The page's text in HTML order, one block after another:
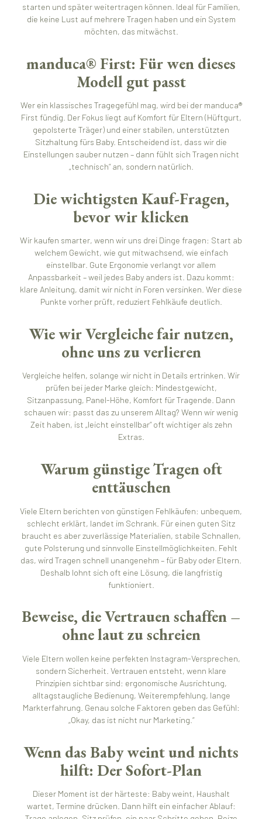
starten und später weitertragen können. Ideal für Familien,
die keine Lust auf mehrere Tragen haben und ein System
möchten, das mitwächst.
manduca® First: Für wen dieses
Modell gut passt
Wer ein klassisches Tragegefühl mag, wird bei der manduca®
First fündig. Der Fokus liegt auf Komfort für Eltern (Hüftgurt,
gepolsterte Träger) und einer stabilen, unterstützten
Sitzhaltung fürs Baby. Entscheidend ist, dass wir die
Einstellungen sauber nutzen – dann fühlt sich Tragen nicht
„technisch“ an, sondern natürlich.
Die wichtigsten Kauf-Fragen,
bevor wir klicken
Wir kaufen smarter, wenn wir uns drei Dinge fragen: Start ab
welchem Gewicht, wie gut mitwachsend, wie einfach
einstellbar. Gute Ergonomie verlangt vor allem
Anpassbarkeit – weil jedes Baby anders ist. Dazu kommt:
klare Anleitung, damit wir nicht in Foren versinken. Wer diese
Punkte vorher prüft, reduziert Fehlkäufe deutlich.
Wie wir Vergleiche fair nutzen,
ohne uns zu verlieren
Vergleiche helfen, solange wir nicht in Details ertrinken. Wir
prüfen bei jeder Marke gleich: Mindestgewicht,
Sitzanpassung, Panel-Höhe, Komfort für Tragende. Dann
schauen wir: passt das zu unserem Alltag? Wenn wir wenig
Zeit haben, ist „leicht einstellbar“ oft wichtiger als zehn
Extras.
Warum günstige Tragen oft
enttäuschen
Viele Eltern berichten von günstigen Fehlkäufen: unbequem,
schlecht erklärt, landet im Schrank. Für einen guten Sitz
braucht es aber zuverlässige Materialien, stabile Schnallen,
gute Polsterung und sinnvolle Einstellmöglichkeiten. Fehlt
das, wird Tragen schnell unangenehm – für Baby oder Eltern.
Deshalb lohnt sich oft eine Lösung, die langfristig
funktioniert.
Beweise, die Vertrauen schaffen –
ohne laut zu schreien
Viele Eltern wollen keine perfekten Instagram-Versprechen,
sondern Sicherheit. Vertrauen entsteht, wenn klare
Prinzipien sichtbar sind: ergonomische Ausrichtung,
alltagstaugliche Bedienung, Weiterempfehlung, lange
Markterfahrung. Genau solche Faktoren geben das Gefühl:
„Okay, das ist nicht nur Marketing.“
Wenn das Baby weint und nichts
hilft: Der Sofort-Plan
Dieser Moment ist der härteste: Baby weint, Haushalt
wartet, Termine drücken. Dann hilft ein einfacher Ablauf: